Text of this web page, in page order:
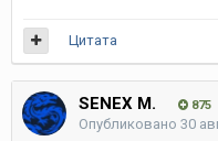
Цитата
SENEX M. 875
Опубликовано 30